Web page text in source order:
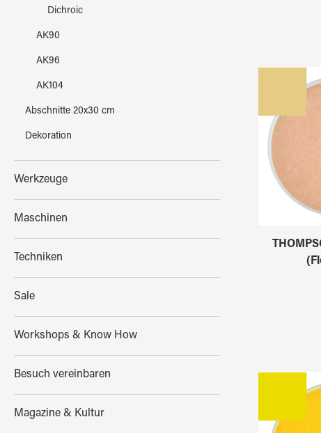
Dichroic
AK90
AK96
AK104
Abschnitte 20x30 cm
Dekoration
Werkzeuge
Maschinen
Techniken
Sale
Workshops & Know How
Besuch vereinbaren
Magazine & Kultur